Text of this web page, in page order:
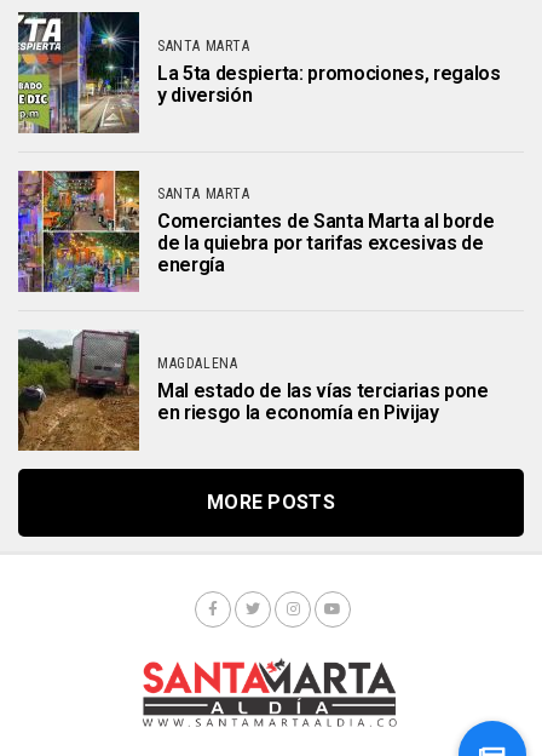
SANTA MARTA
La 5ta despierta: promociones, regalos
y diversión
SANTA MARTA
Comerciantes de Santa Marta al borde
de la quiebra por tarifas excesivas de
energía
MAGDALENA
Mal estado de las vías terciarias pone
en riesgo la economía en Pivijay
MORE POSTS